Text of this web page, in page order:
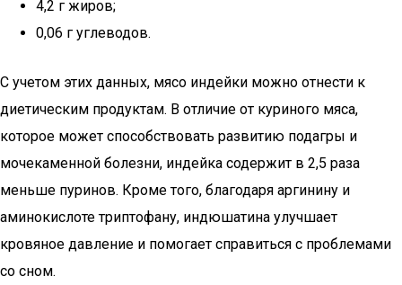
4,2 г жиров;
0,06 г углеводов.
С учетом этих данных, мясо индейки можно отнести к
диетическим продуктам. В отличие от куриного мяса,
которое может способствовать развитию подагры и
мочекаменной болезни, индейка содержит в 2,5 раза
меньше пуринов. Кроме того, благодаря аргинину и
аминокислоте триптофану, индюшатина улучшает
кровяное давление и помогает справиться с проблемами
со сном.